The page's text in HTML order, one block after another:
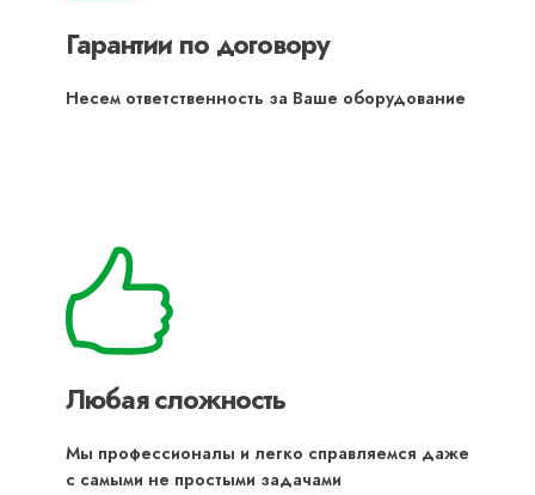
Гарантии по договору
Несем ответственность за Ваше оборудование
Любая сложность
Мы профессионалы и легко справляемся даже
с самыми не простыми задачами